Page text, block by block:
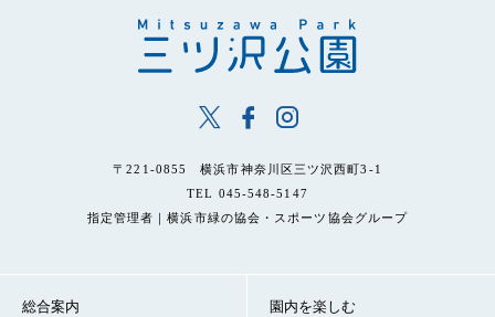
〒221-0855 横浜市神奈川区三ツ沢西町3-1
TEL 045-548-5147
指定管理者｜横浜市緑の協会・スポーツ協会グループ
総合案内 園内を楽しむ